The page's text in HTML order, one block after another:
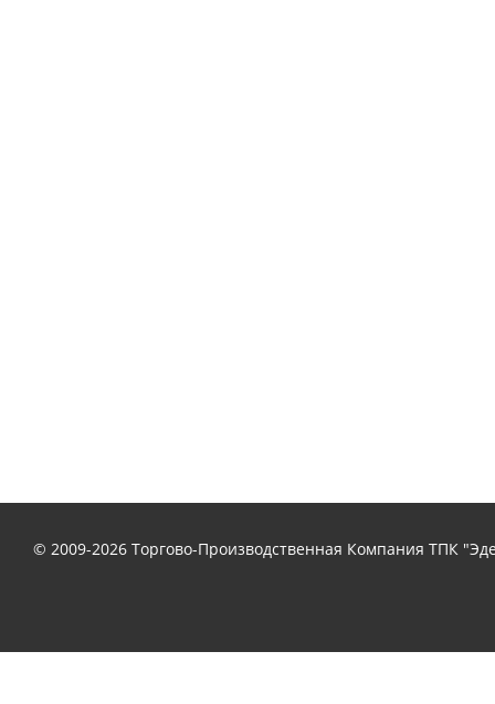
© 2009-2026 Торгово-Производственная Компания ТПК